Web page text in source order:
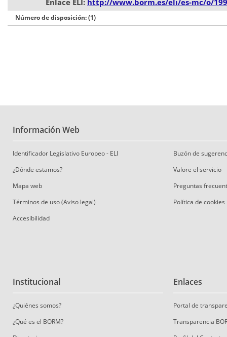
Número de disposición: (1)
Información Web
Identificador Legislativo Europeo - ELI
¿Dónde estamos?
Mapa web
Términos de uso (Aviso legal)
Accesibilidad
Buzón de
Valore el servicio
Preguntas
Política de cookies
Institucional
¿Quiénes somos?
¿Qué es el BORM?
Enlaces
Portal de
Transparencia